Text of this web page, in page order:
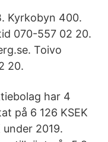
Kyrkobyn 400.
070-557 02 20.
Toivo
20.
har 4
på 6 126 KSEK
2019.